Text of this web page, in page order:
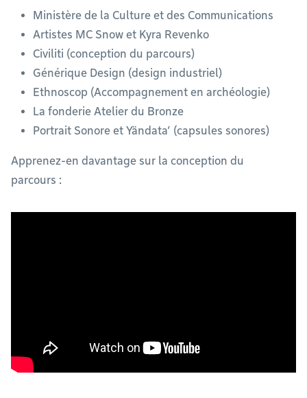
Ministère de la Culture et des Communications
Artistes MC Snow et Kyra Revenko
Civiliti (conception du parcours)
Générique Design (design industriel)
Ethnoscop (Accompagnement en archéologie)
La fonderie Atelier du Bronze
Portrait Sonore et Yändata’ (capsules sonores)
Apprenez-en davantage sur la conception du
parcours :